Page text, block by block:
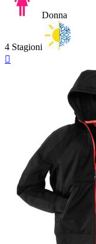
Donna
4 Stagioni
